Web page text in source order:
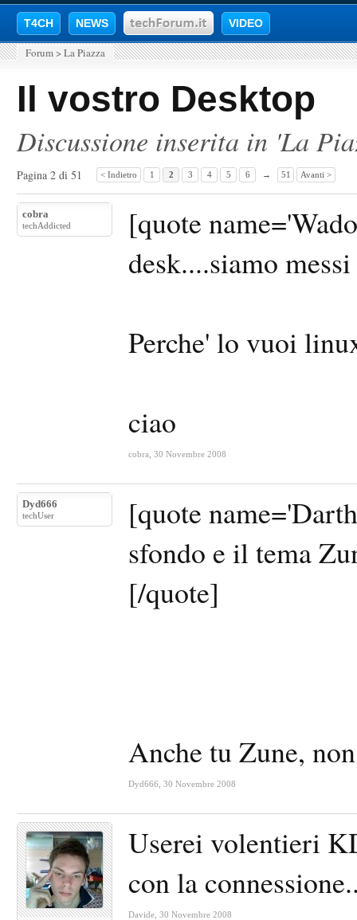
T4CH NEWS VIDEO
Forum > La Piazza
Il vostro Desktop
Discussione inserita in 'La
Pagina 2 di 51 < Indietro 1 2 3 4 5 6 → 51 Avanti >
cobra
techAddicted
[quote
desk....siamo
Perche' lo vuoi
ciao
cobra 30 Novembre 2008
Dyd666
techUser
[quote
sfondo e il tema
[/quote]
Anche tu Zune,
Dyd666 30 Novembre 2008
Userei volentieri
con la
Davide 30 Novembre 2008